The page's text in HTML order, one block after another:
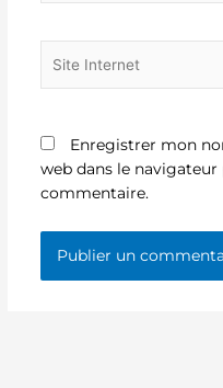
Internet
Enregistrer mon
web dans le
commentaire.